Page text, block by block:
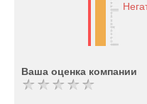
Ваша оценка компании